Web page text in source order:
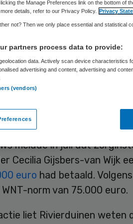
gaat onderzoeken of de
van ggz-instelling
op Kamervragen
meldde in juli dat
Cecilia Gijsbers-van Wijk
euro had betaald.
norm van 75.000 euro.
liet Rivierduinen weten
the Manage Preferences link on the bottom of
details, refer to our Privacy Policy. Privacy
not? Then we only place essential and statistical
partners process data to provide:
data. Actively scan device characteristics
advertising and content, advertising and
(vendors)